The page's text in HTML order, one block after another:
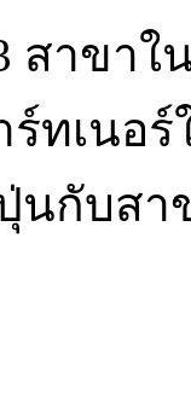
สาขา
ทเนอ
กับสา